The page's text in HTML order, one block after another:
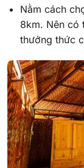
Nằm cách
8km. Nên có
thưởng thức